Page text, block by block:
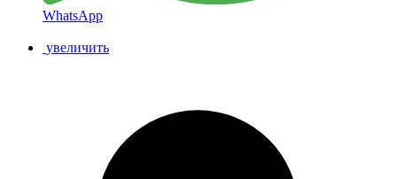
WhatsApp
увеличить